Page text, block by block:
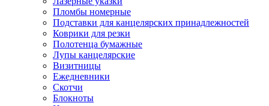
Пломбы номерные
Подставки для канцелярских принадлежностей
Коврики для резки
Полотенца бумажные
Лупы канцелярские
Визитницы
Ежедневники
Скотчи
Блокноты